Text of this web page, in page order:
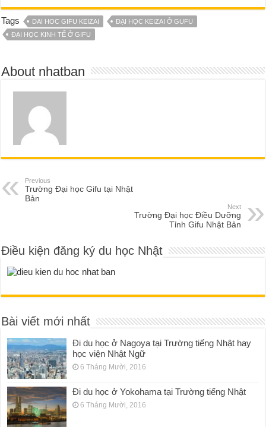
Tags DAI HOC GIFU KEIZAI
ĐẠI HỌC KEIZAI Ở GUFU
ĐẠI HỌC KINH TẾ Ở GIFU
About nhatban
Previous
Trường Đại học Gifu tại Nhật
Bản
Next
Trường Đại học Điều Dưỡng
Tỉnh Gifu Nhật Bản
Điều kiện đăng ký du học Nhật
Bài viết mới nhất
Đi du học ở Nagoya tại Trường tiếng Nhật hay
học viện Nhật Ngữ
6 Tháng Mười, 2016
Đi du học ở Yokohama tại Trường tiếng Nhật
6 Tháng Mười, 2016